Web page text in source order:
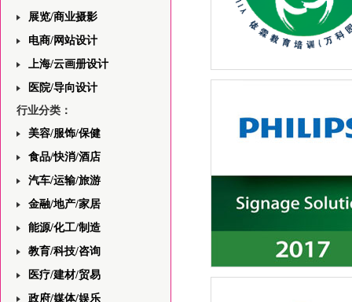
展览/商业摄影
电商/网站设计
上海/云画册设计
医院/导向设计
行业分类：
美容/服饰/保健
食品/快消/酒店
汽车/运输/旅游
金融/地产/家居
能源/化工/制造
教育/科技/咨询
医疗/建材/贸易
政府/媒体/娱乐
上海依霖教育中心网站前
飞利浦一站式安防领域解